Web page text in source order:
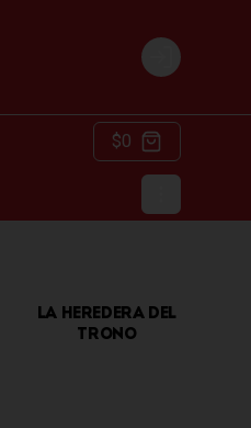
Login
$0
LA HEREDERA DEL
TRONO